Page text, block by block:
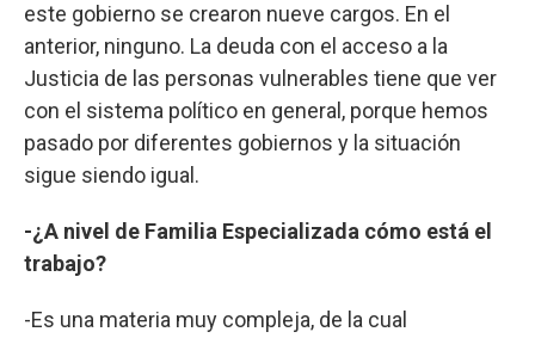
este gobierno se crearon nueve cargos. En el
anterior, ninguno. La deuda con el acceso a la
Justicia de las personas vulnerables tiene que ver
con el sistema político en general, porque hemos
pasado por diferentes gobiernos y la situación
sigue siendo igual.
-¿A nivel de Familia Especializada cómo está el
trabajo?
-Es una materia muy compleja, de la cual